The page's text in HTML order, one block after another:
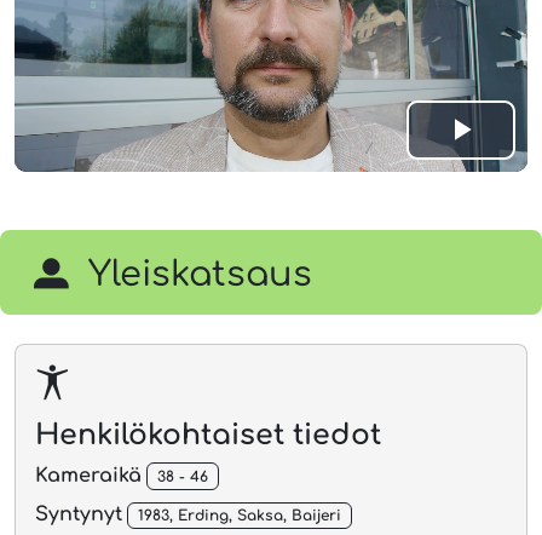
Play
Yleiskatsaus
Henkilökohtaiset tiedot
Kameraikä 38 - 46
Syntynyt 1983, Erding, Saksa, Baijeri